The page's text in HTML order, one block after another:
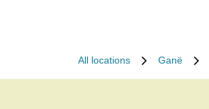
All locations Ganë